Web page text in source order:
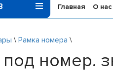
Главная О нас
\ Рамка номера \
номер.